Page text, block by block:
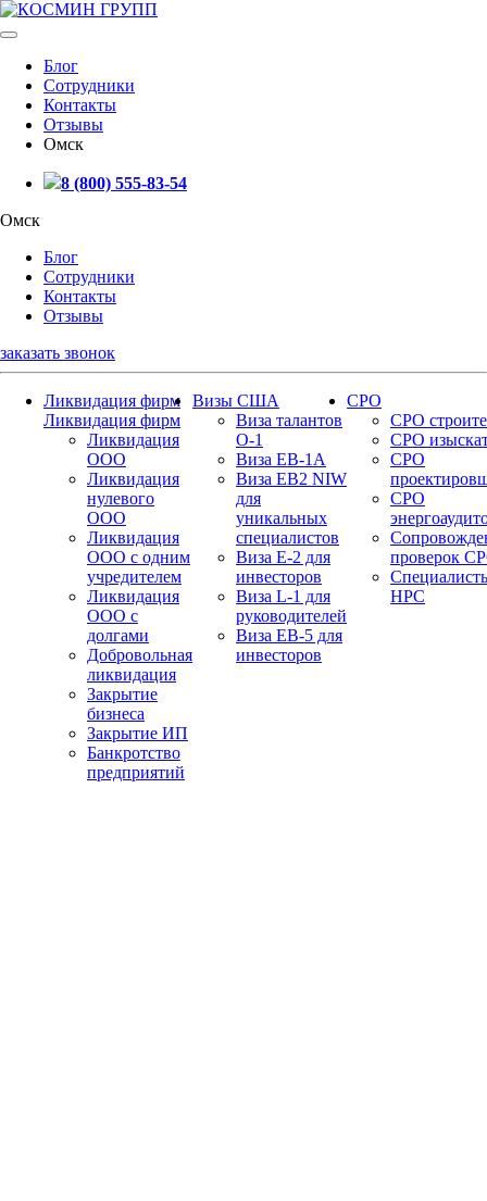
Блог
Сотрудники
Контакты
Отзывы
Омск
8 (800) 555-83-54
Омск
Блог
Сотрудники
Контакты
Отзывы
заказать звонок
Ликвидация фирм
Ликвидация фирм
Ликвидация
ООО
Ликвидация
нулевого
ООО
Ликвидация
ООО с одним
учредителем
Ликвидация
ООО с
долгами
Добровольная
ликвидация
Закрытие
бизнеса
Закрытие ИП
Банкротство
предприятий
Визы США
Виза талантов
О-1
Виза EB-1A
Виза EB2 NIW
для
уникальных
специалистов
Виза E-2 для
инвесторов
Виза L-1 для
руководителей
Виза EB-5 для
инвесторов
СРО
СРО
СРО
СРО
СРО
проверок
НРС